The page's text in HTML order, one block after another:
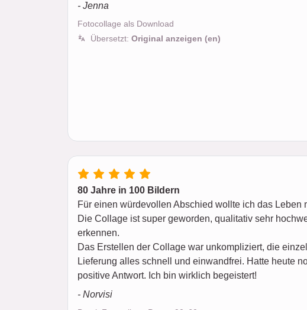
- Jenna
Fotocollage als Download
Übersetzt: Original anzeigen (en)
80 Jahre in 100 Bildern
Für einen würdevollen Abschied wollte ich das
Die Collage ist super geworden, qualitativ sehr
erkennen.
Das Erstellen der Collage war unkompliziert, die
Lieferung alles schnell und einwandfrei. Hatte heute
positive Antwort. Ich bin wirklich begeistert!
- Norvisi